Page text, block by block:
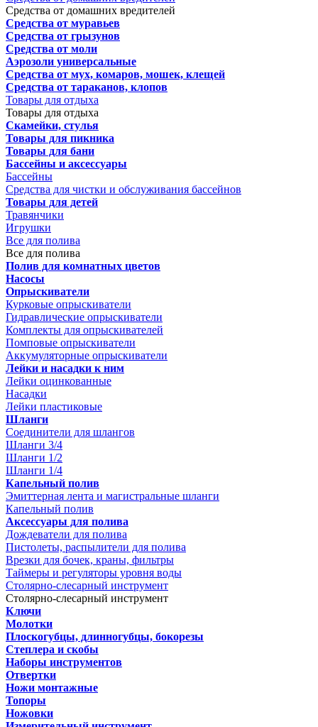
Средства от домашних вредителей
Средства от муравьев
Средства от грызунов
Средства от моли
Аэрозоли универсальные
Средства от мух, комаров, мошек, клещей
Средства от тараканов, клопов
Товары для отдыха
Товары для отдыха
Скамейки, стулья
Товары для пикника
Товары для бани
Бассейны и аксессуары
Бассейны
Средства для чистки и обслуживания бассейнов
Товары для детей
Травянчики
Игрушки
Все для полива
Все для полива
Полив для комнатных цветов
Насосы
Опрыскиватели
Курковые опрыскиватели
Гидравлические опрыскиватели
Комплекты для опрыскивателей
Помповые опрыскиватели
Аккумуляторные опрыскиватели
Лейки и насадки к ним
Лейки оцинкованные
Насадки
Лейки пластиковые
Шланги
Соединители для шлангов
Шланги 3/4
Шланги 1/2
Шланги 1/4
Капельный полив
Эмиттерная лента и магистральные шланги
Капельный полив
Аксессуары для полива
Дождеватели для полива
Пистолеты, распылители для полива
Врезки для бочек, краны, фильтры
Таймеры и регуляторы уровня воды
Столярно-слесарный инструмент
Столярно-слесарный инструмент
Ключи
Молотки
Плоскогубцы, длинногубцы, бокорезы
Степлера и скобы
Наборы инструментов
Отвертки
Ножи монтажные
Топоры
Ножовки